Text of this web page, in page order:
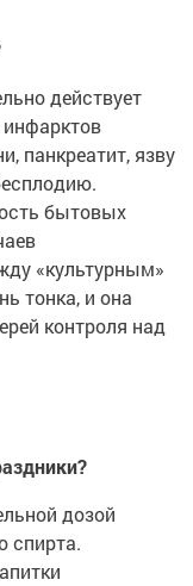
действует
инфарктов
панкреатит, язву
бытовых
«культурным»
тонка, и она
контроля над
дозой
спирта.